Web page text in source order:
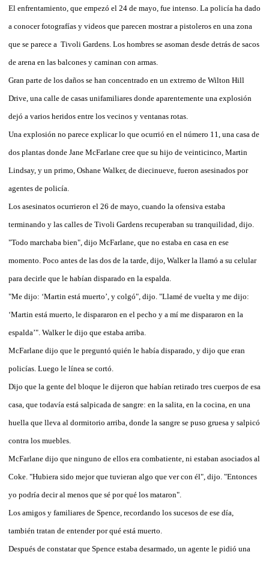
El enfrentamiento, que empezó el 24 de mayo, fue intenso. La policía ha dado
a conocer fotografías y videos que parecen mostrar a pistoleros en una zona
que se parece a Tivoli Gardens. Los hombres se asoman desde detrás de sacos
de arena en las balcones y caminan con armas.
Gran parte de los daños se han concentrado en un extremo de Wilton Hill
Drive, una calle de casas unifamiliares donde aparentemente una explosión
dejó a varios heridos entre los vecinos y ventanas rotas.
Una explosión no parece explicar lo que ocurrió en el número 11, una casa de
dos plantas donde Jane McFarlane cree que su hijo de veinticinco, Martin
Lindsay, y un primo, Oshane Walker, de diecinueve, fueron asesinados por
agentes de policía.
Los asesinatos ocurrieron el 26 de mayo, cuando la ofensiva estaba
terminando y las calles de Tivoli Gardens recuperaban su tranquilidad, dijo.
"Todo marchaba bien", dijo McFarlane, que no estaba en casa en ese
momento. Poco antes de las dos de la tarde, dijo, Walker la llamó a su celular
para decirle que le habían disparado en la espalda.
"Me dijo: ‘Martin está muerto’, y colgó", dijo. "Llamé de vuelta y me dijo:
‘Martin está muerto, le dispararon en el pecho y a mí me dispararon en la
espalda’". Walker le dijo que estaba arriba.
McFarlane dijo que le preguntó quién le había disparado, y dijo que eran
policías. Luego le línea se cortó.
Dijo que la gente del bloque le dijeron que habían retirado tres cuerpos de esa
casa, que todavía está salpicada de sangre: en la salita, en la cocina, en una
huella que lleva al dormitorio arriba, donde la sangre se puso gruesa y salpicó
contra los muebles.
McFarlane dijo que ninguno de ellos era combatiente, ni estaban asociados al
Coke. "Hubiera sido mejor que tuvieran algo que ver con él", dijo. "Entonces
yo podría decir al menos que sé por qué los mataron".
Los amigos y familiares de Spence, recordando los sucesos de ese día,
también tratan de entender por qué está muerto.
Después de constatar que Spence estaba desarmado, un agente le pidió una